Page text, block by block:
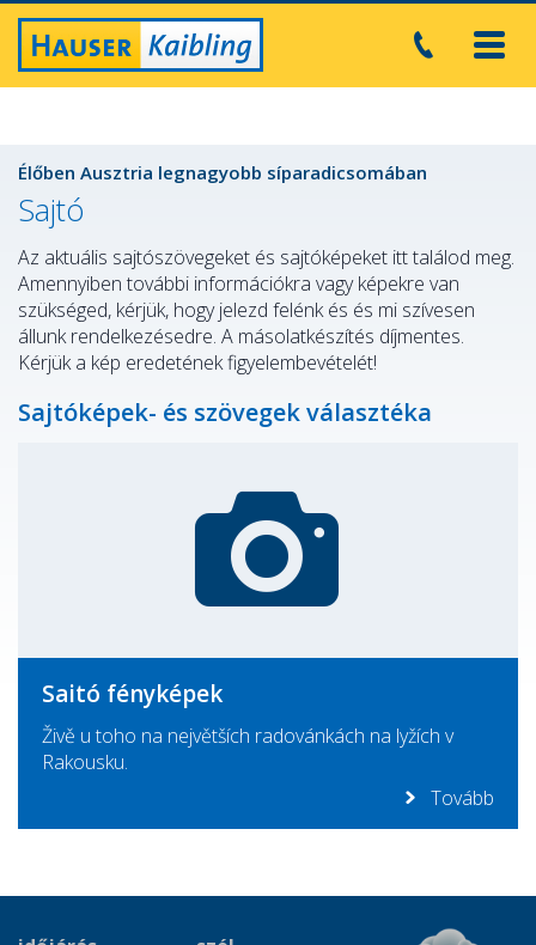
Élőben Ausztria legnagyobb síparadicsomában
Sajtó
Az aktuális sajtószövegeket és sajtóképeket itt találod meg.
Amennyiben további információkra vagy képekre van
szükséged, kérjük, hogy jelezd felénk és és mi szívesen
állunk rendelkezésedre. A másolatkészítés díjmentes.
Kérjük a kép eredetének figyelembevételét!
Sajtóképek- és szövegek választéka
Saitó fényképek
Živě u toho na největších radovánkách na lyžích v
Rakousku.
Tovább